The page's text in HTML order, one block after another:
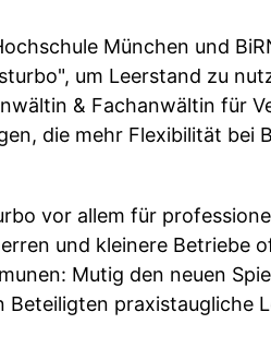
München und
um Leerstand zu
& Fachanwältin für
die mehr Flexibilität bei
vor allem für
und kleinere Betriebe
Mutig den neuen
Beteiligten praxistaugliche